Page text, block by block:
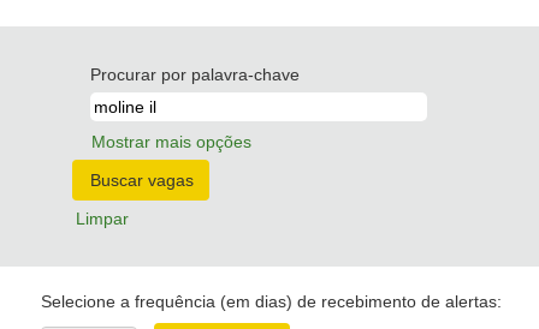
Procurar por palavra-chave
Mostrar mais opções
Limpar
Selecione a frequência (em dias) de recebimento de alertas: